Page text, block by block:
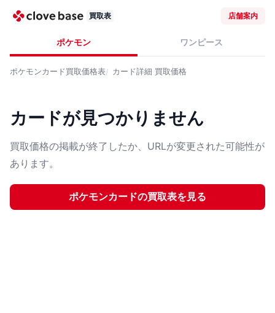
買取表 店舗案内
ポケモン ワンピース
ポケモンカード買取価格表 カード詳細 買取価格
カードが見つかりません
買取価格の掲載が終了したか、URLが変更された可能性が
あります。
ポケモンカードの買取表を見る